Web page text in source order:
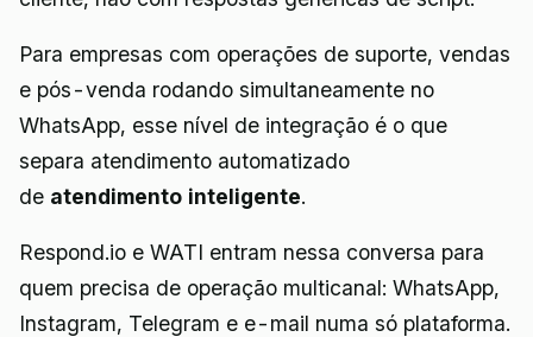
Para empresas com operações de suporte, vendas
e pós-venda rodando simultaneamente no
WhatsApp, esse nível de integração é o que
separa atendimento automatizado
de atendimento inteligente.
Respond.io e WATI entram nessa conversa para
quem precisa de operação multicanal: WhatsApp,
Instagram, Telegram e e-mail numa só plataforma.